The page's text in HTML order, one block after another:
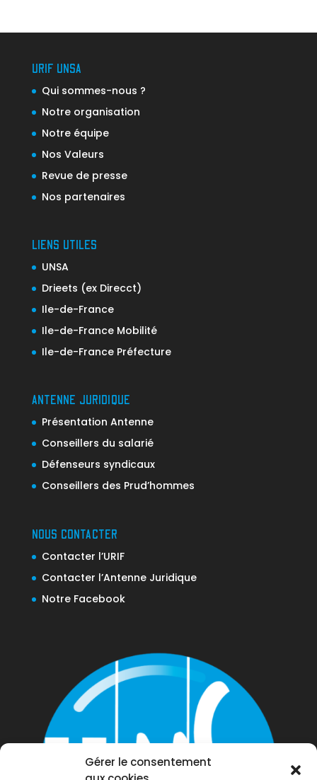
Gérer le consentement
URIF UNSA
Qui sommes-nous ?
Notre organisation
Notre équipe
Nos Valeurs
Revue de presse
Nos partenaires
LIENS UTILES
UNSA
Drieets (ex Direcct)
Ile-de-France
Ile-de-France Mobilité
Ile-de-France Préfecture
ANTENNE JURIDIQUE
Présentation Antenne
Conseillers du salarié
Défenseurs syndicaux
Conseillers des Prud’hommes
NOUS CONTACTER
Contacter l’URIF
Contacter l’Antenne Juridique
Notre Facebook